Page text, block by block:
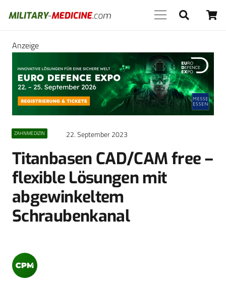
Anzeige
ZAHNMEDIZIN 22. September 2023
Titanbasen CAD/CAM free –
flexible Lösungen mit
abgewinkeltem
Schraubenkanal